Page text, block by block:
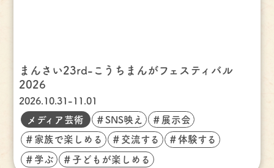
まんさい23rd-こうちまんがフェスティバル
2026
2026.10.31-11.01
メディア芸術 ＃SNS映え ＃展示会
＃家族で楽しめる ＃交流する ＃体験する
＃学ぶ ＃子どもが楽しめる